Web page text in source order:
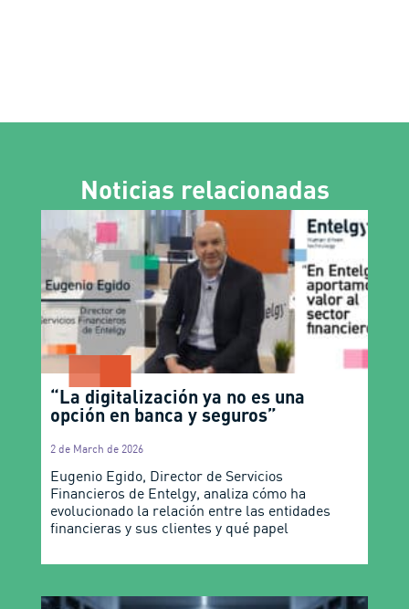
Noticias relacionadas
“La digitalización ya no es una
opción en banca y seguros”
2 de March de 2026
Eugenio Egido, Director de Servicios
Financieros de Entelgy, analiza cómo ha
evolucionado la relación entre las entidades
financieras y sus clientes y qué papel